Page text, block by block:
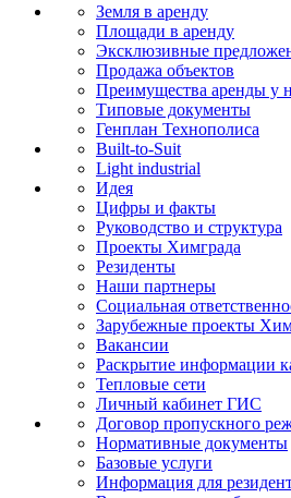
Земля в аренду
Площади в аренду
Эксклюзивные
Продажа объектов
Преимущества аренды у
Типовые документы
Генплан Технополиса
Built-to-Suit
Light industrial
Идея
Цифры и факты
Руководство и структура
Проекты Химграда
Резиденты
Наши партнеры
Социальная
Зарубежные проекты
Вакансии
Раскрытие информации
Тепловые сети
Личный кабинет ГИС
Договор пропускного
Нормативные документы
Базовые услуги
Информация для